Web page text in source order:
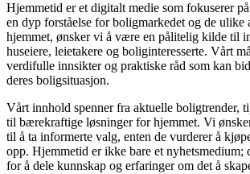
Hjemmetid er et digitalt medie som fokuserer
en dyp forståelse for boligmarkedet og de ulike
hjemmet, ønsker vi å være en pålitelig kilde til
huseiere, leietakere og boliginteresserte. Vårt
verdifulle innsikter og praktiske råd som kan
deres boligsituasjon.
Vårt innhold spenner fra aktuelle boligtrender,
til bærekraftige løsninger for hjemmet. Vi
til å ta informerte valg, enten de vurderer å
opp. Hjemmetid er ikke bare et nyhetsmedium;
for å dele kunnskap og erfaringer om det å